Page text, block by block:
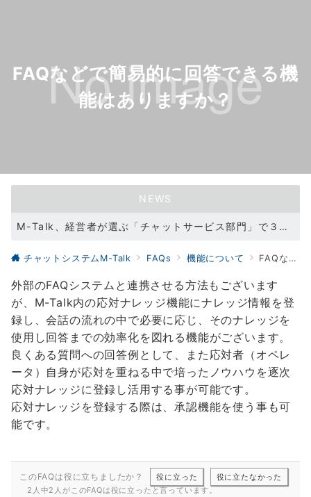
FAQなどで簡易的に回答できる機
能はありますか？
NEWS
M-Talk、経営者が選ぶ「チャットサービス部門」で３冠を達成！（2021/11/11）
WEBサイトリニューアル（2021/05/31）
チャットシステムM-Talk FAQs 機能について FAQなどで簡易的に回答できる機能はありますか？
外部のFAQシステムと連携させる方法もございます
が、M-Talk内の応対ナレッジ機能にナレッジ情報を登
録し、会話の流れの中で必要に応じ、そのナレッジを
使用し回答までの効率化を図れる機能がございます。
良くある質問への回答例として、また応対者（オペレ
ータ）自身が応対を重ねる中で培ったノウハウを逐次
応対ナレッジに登録し活用する事が可能です。
応対ナレッジを登録する際は、承認機能を使う事も可
能です。
このFAQは役に立ちましたか？ 役に立った
役に立たなかった
2人中2人がこのFAQは役に立ったと言っています。